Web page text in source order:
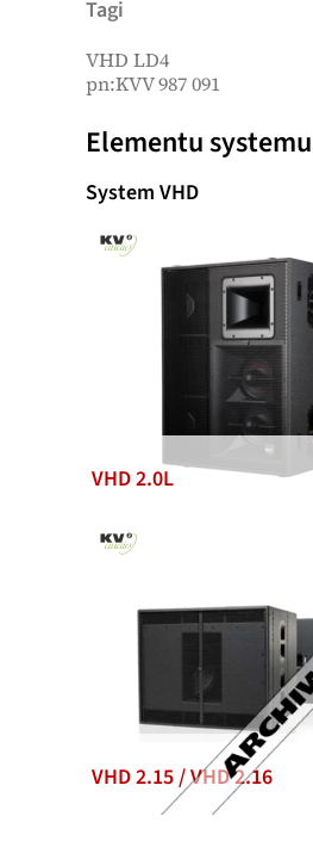
Tagi
VHD LD4
pn:KVV 987 091
Elementu
System VHD
VHD 2.0L
VHD 2.15 / VHD 2.16